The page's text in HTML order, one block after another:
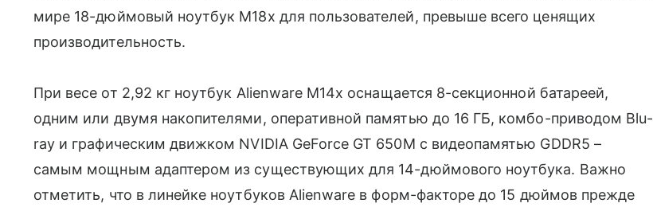
мире 18-дюймовый ноутбук M18x для пользователей, превыше всего ценящих
производительность.
При весе от 2,92 кг ноутбук Alienware M14x оснащается 8-секционной батареей,
одним или двумя накопителями, оперативной памятью до 16 ГБ, комбо-приводом Blu-
ray и графическим движком NVIDIA GeForce GT 650M с видеопамятью GDDR5 –
самым мощным адаптером из существующих для 14-дюймового ноутбука. Важно
отметить, что в линейке ноутбуков Alienware в форм-факторе до 15 дюймов прежде